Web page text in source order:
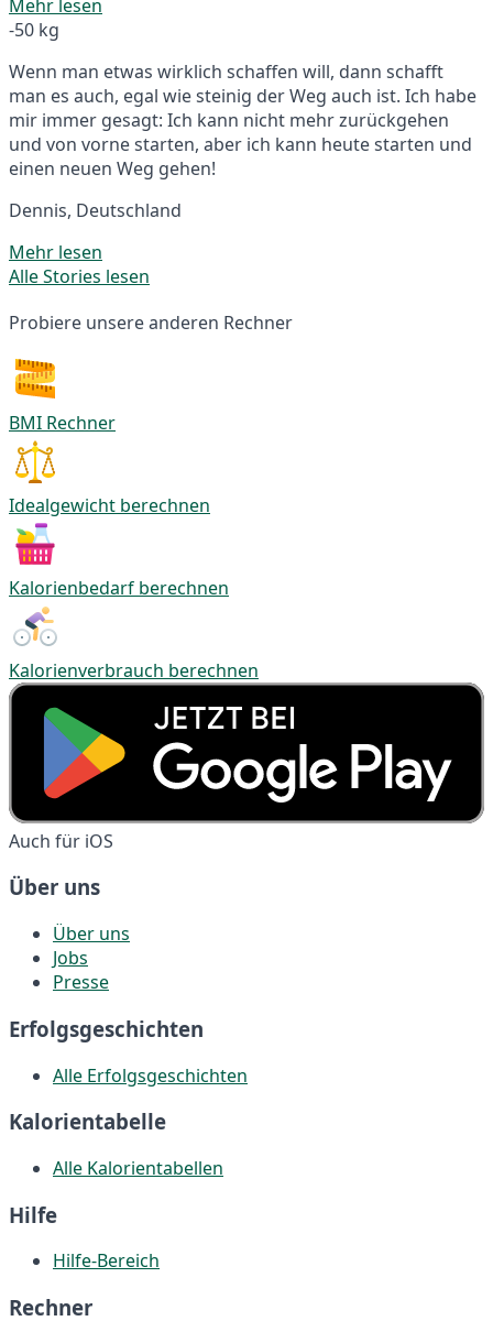
Mehr lesen
-50 kg
Wenn man etwas wirklich schaffen will, dann schafft
man es auch, egal wie steinig der Weg auch ist. Ich habe
mir immer gesagt: Ich kann nicht mehr zurückgehen
und von vorne starten, aber ich kann heute starten und
einen neuen Weg gehen!
Dennis, Deutschland
Mehr lesen
Alle Stories lesen
Probiere unsere anderen Rechner
BMI Rechner
Idealgewicht berechnen
Kalorienbedarf berechnen
Kalorienverbrauch berechnen
Auch für iOS
Über uns
Über uns
Jobs
Presse
Erfolgsgeschichten
Alle Erfolgsgeschichten
Kalorientabelle
Alle Kalorientabellen
Hilfe
Hilfe-Bereich
Rechner